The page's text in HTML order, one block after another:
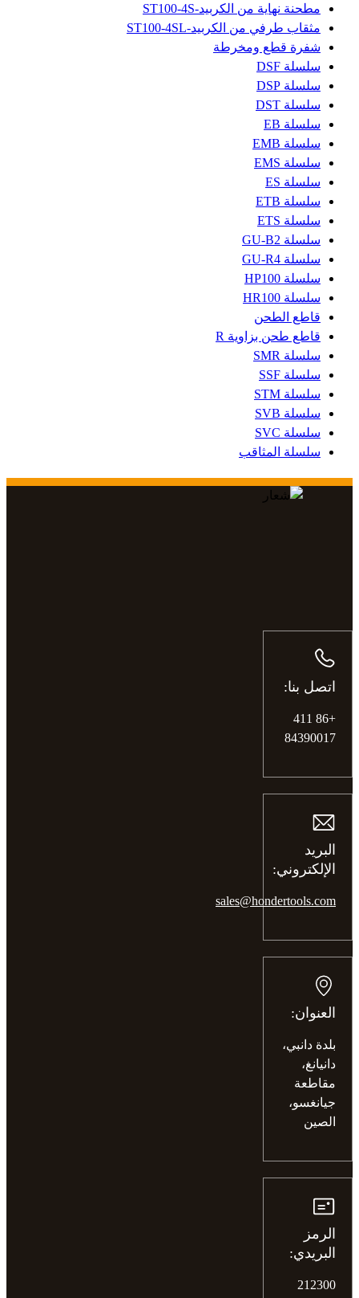
مطحنة نهاية من الكربيد-ST100-4S
مثقاب طرفي من الكربيد-ST100-4SL
شفرة قطع ومخرطة
سلسلة DSF
سلسلة DSP
سلسلة DST
سلسلة EB
سلسلة EMB
سلسلة EMS
سلسلة ES
سلسلة ETB
سلسلة ETS
سلسلة GU-B2
سلسلة GU-R4
سلسلة HP100
سلسلة HR100
قاطع الطحن
قاطع طحن بزاوية R
سلسلة SMR
سلسلة SSF
سلسلة STM
سلسلة SVB
سلسلة SVC
سلسلة المثاقب
اتصل بنا:
+86 411
84390017
البريد
الإلكتروني:
sales@hondertools.com
العنوان:
بلدة دانبي،
دانيانغ،
مقاطعة
جيانغسو،
الصين
الرمز
البريدي:
212300